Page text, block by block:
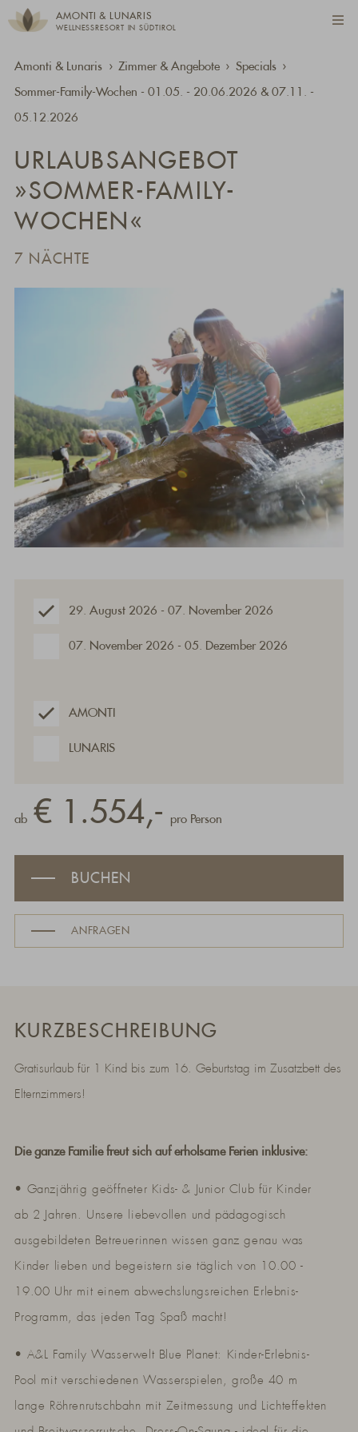
AMONTI & LUNARIS
WELLNESSRESORT IN SÜDTIROL
Amonti & Lunaris Zimmer & Angebote Specials
Sommer-Family-Wochen - 01.05. - 20.06.2026 & 07.11. -
05.12.2026
URLAUBSANGEBOT
»SOMMER-FAMILY-
WOCHEN«
7 NÄCHTE
29. August 2026 - 07. November 2026
07. November 2026 - 05. Dezember 2026
AMONTI
LUNARIS
ab € 1.554,- pro Person
BUCHEN
ANFRAGEN
KURZBESCHREIBUNG
Gratisurlaub für 1 Kind bis zum 16. Geburtstag im Zusatzbett des
Elternzimmers!
Die ganze Familie freut sich auf erholsame Ferien inklusive:
• Ganzjährig geöffneter Kids- & Junior Club für Kinder
ab 2 Jahren. Unsere liebevollen und pädagogisch
ausgebildeten Betreuerinnen wissen ganz genau was
Kinder lieben und begeistern sie täglich von 10.00 -
19.00 Uhr mit einem abwechslungsreichen Erlebnis-
Programm, das jeden Tag Spaß macht!
• A&L Family Wasserwelt Blue Planet: Kinder-Erlebnis-
Pool mit verschiedenen Wasserspielen, große 40 m
lange Röhrenrutschbahn mit Zeitmessung und Lichteffekten